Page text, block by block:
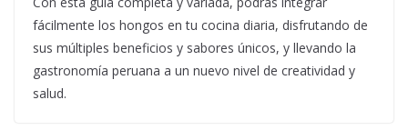
fácilmente los hongos en tu cocina diaria, disfrutando de
sus múltiples beneficios y sabores únicos, y llevando la
gastronomía peruana a un nuevo nivel de creatividad y
salud.